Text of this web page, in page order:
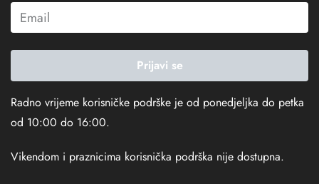
Prijavi se
Radno vrijeme korisničke podrške je od ponedjeljka do petka
od 10:00 do 16:00.
Vikendom i praznicima korisnička podrška nije dostupna.